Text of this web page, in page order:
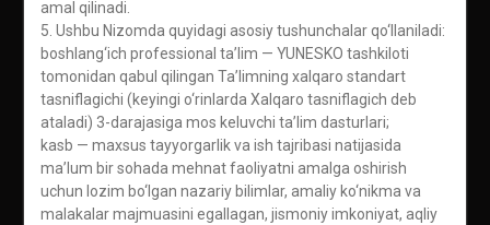
amal qilinadi.
5. Ushbu Nizomda quyidagi asosiy tushunchalar qo‘llaniladi:
boshlang‘ich professional ta’lim — YUNESKO tashkiloti
tomonidan qabul qilingan Ta’limning xalqaro standart
tasniflagichi (keyingi o‘rinlarda Xalqaro tasniflagich deb
ataladi) 3-darajasiga mos keluvchi ta’lim dasturlari;
kasb — maxsus tayyorgarlik va ish tajribasi natijasida
ma’lum bir sohada mehnat faoliyatni amalga oshirish
uchun lozim bo‘lgan nazariy bilimlar, amaliy ko‘nikma va
malakalar majmuasini egallagan, jismoniy imkoniyat, aqliy